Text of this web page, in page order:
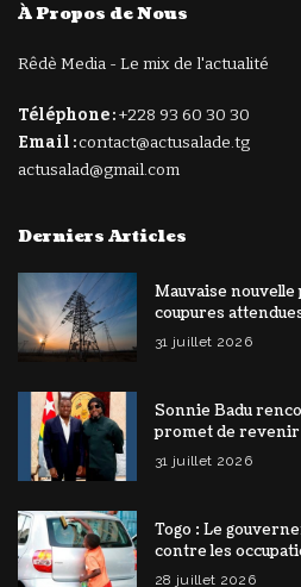
À Propos de Nous
Rêdè Media - Le mix de l'actualité
Téléphone :+228 93 60 30 30
Email :contact@actusalade.tg
actusalad@gmail.com
Derniers Articles
Mauvaise nouvelle
coupures
31 juillet 2026
Sonnie Badu
promet de revenir
31 juillet 2026
Togo : Le
contre les
28 juillet 2026